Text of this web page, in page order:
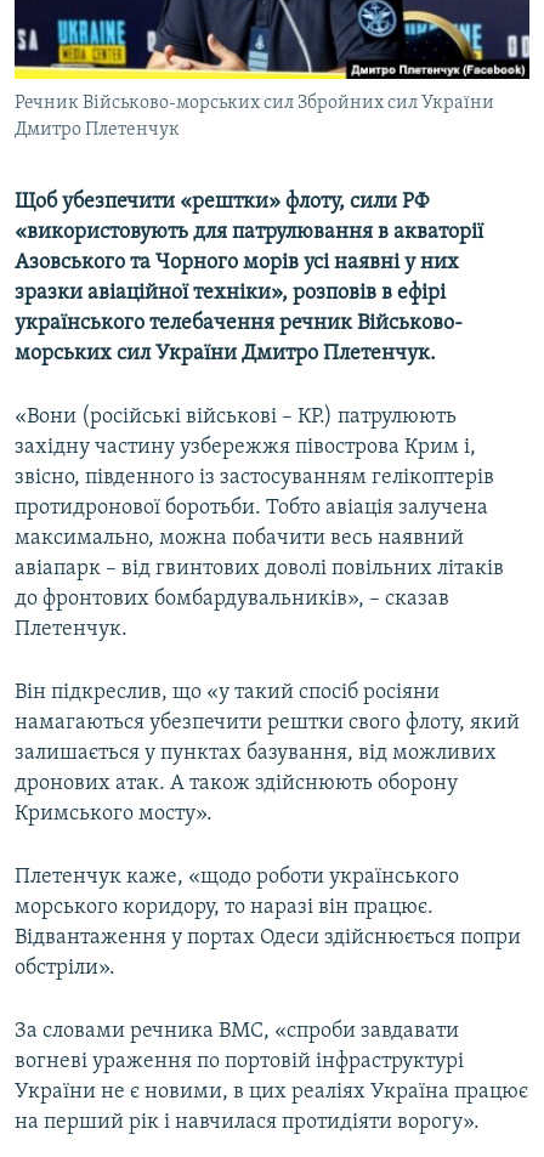
УКРАЇНСЬКА ПРОБЛЕМА КРИМУ
ІНФОГРАФІКА
ДОЛУЧАЙСЯ!
Усі сайти RFE/RL
Речник Військово-морських сил Збройних сил України
Дмитро Плетенчук
Щоб убезпечити «рештки» флоту, сили РФ
«використовують для патрулювання в акваторії
Азовського та Чорного морів усі наявні у них
зразки авіаційної техніки», розповів в ефірі
українського телебачення речник Військово-
морських сил України Дмитро Плетенчук.
«Вони (російські військові – КР.) патрулюють
західну частину узбережжя півострова Крим і,
звісно, південного із застосуванням гелікоптерів
протидронової боротьби. Тобто авіація залучена
максимально, можна побачити весь наявний
авіапарк – від гвинтових доволі повільних літаків
до фронтових бомбардувальників», – сказав
Плетенчук.
Він підкреслив, що «у такий спосіб росіяни
намагаються убезпечити рештки свого флоту, який
залишається у пунктах базування, від можливих
дронових атак. А також здійснюють оборону
Кримського мосту».
Плетенчук каже, «щодо роботи українського
морського коридору, то наразі він працює.
Відвантаження у портах Одеси здійснюється попри
обстріли».
За словами речника ВМС, «спроби завдавати
вогневі ураження по портовій інфраструктурі
України не є новими, в цих реаліях Україна працює
на перший рік і навчилася протидіяти ворогу».